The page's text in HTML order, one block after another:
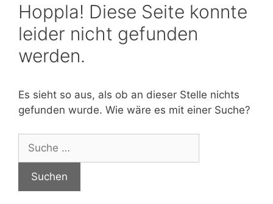
Hoppla! Diese Seite konnte
leider nicht gefunden
werden.
Es sieht so aus, als ob an dieser Stelle nichts
gefunden wurde. Wie wäre es mit einer Suche?
nach: